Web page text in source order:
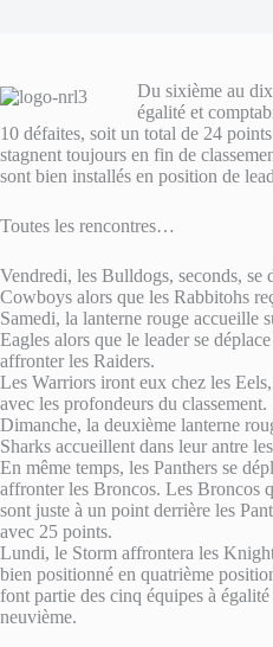
Du sixième au
égalité et
10 défaites, soit un total de 24
stagnent toujours en fin de
sont bien installés en position de
Toutes les rencontres…
Vendredi, les Bulldogs, seconds, se
Cowboys alors que les Rabbitohs
Samedi, la lanterne rouge accueille
Eagles alors que le leader se
affronter les Raiders.
Les Warriors iront eux chez les
avec les profondeurs du classement.
Dimanche, la deuxième lanterne
Sharks accueillent dans leur antre
En même temps, les Panthers se
affronter les Broncos. Les Broncos
sont juste à un point derrière les
avec 25 points.
Lundi, le Storm affrontera les
bien positionné en quatrième
font partie des cinq équipes à
neuvième.